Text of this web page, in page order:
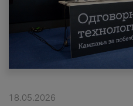
Поддршка
Надополни кредит
18.05.2026